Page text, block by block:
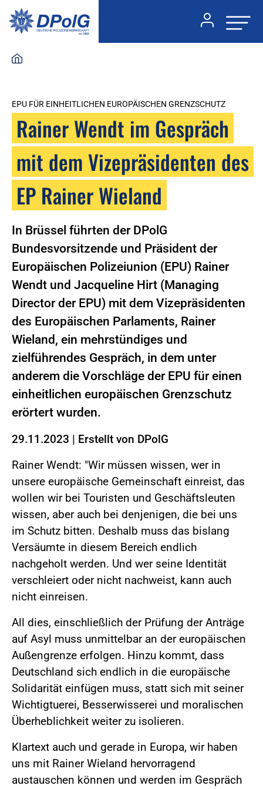
EPU FÜR EINHEITLICHEN EUROPÄISCHEN GRENZSCHUTZ
Rainer Wendt im Gespräch
mit dem Vizepräsidenten des
EP Rainer Wieland
In Brüssel führten der DPolG
Bundesvorsitzende und Präsident der
Europäischen Polizeiunion (EPU) Rainer
Wendt und Jacqueline Hirt (Managing
Director der EPU) mit dem Vizepräsidenten
des Europäischen Parlaments, Rainer
Wieland, ein mehrstündiges und
zielführendes Gespräch, in dem unter
anderem die Vorschläge der EPU für einen
einheitlichen europäischen Grenzschutz
erörtert wurden.
29.11.2023 | Erstellt von DPolG
Rainer Wendt: "Wir müssen wissen, wer in
unsere europäische Gemeinschaft einreist, das
wollen wir bei Touristen und Geschäftsleuten
wissen, aber auch bei denjenigen, die bei uns
im Schutz bitten. Deshalb muss das bislang
Versäumte in diesem Bereich endlich
nachgeholt werden. Und wer seine Identität
verschleiert oder nicht nachweist, kann auch
nicht einreisen.
All dies, einschließlich der Prüfung der Anträge
auf Asyl muss unmittelbar an der europäischen
Außengrenze erfolgen. Hinzu kommt, dass
Deutschland sich endlich in die europäische
Solidarität einfügen muss, statt sich mit seiner
Wichtigtuerei, Besserwisserei und moralischen
Überheblichkeit weiter zu isolieren.
Klartext auch und gerade in Europa, wir haben
uns mit Rainer Wieland hervorragend
austauschen können und werden im Gespräch